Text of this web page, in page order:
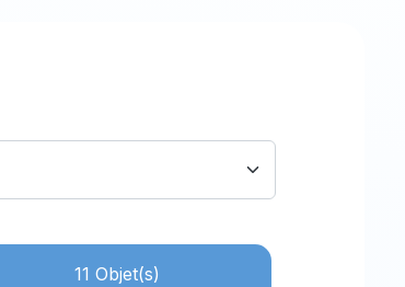
11 Objet(s)